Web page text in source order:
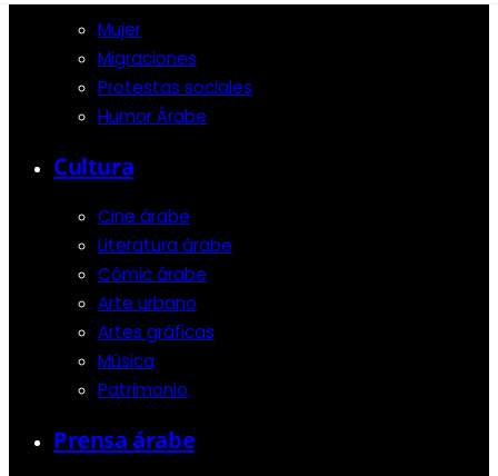
Mujer
Migraciones
Protestas sociales
Humor Árabe
Cultura
Cine árabe
Literatura árabe
Cómic árabe
Arte urbano
Artes gráficas
Música
Patrimonio
Prensa árabe